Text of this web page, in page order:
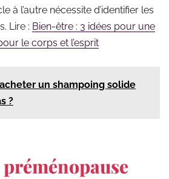
à l’autre nécessite d’identifier les
Lire : Bien-être : 3 idées pour une
le corps et l’esprit
un shampoing solide
?